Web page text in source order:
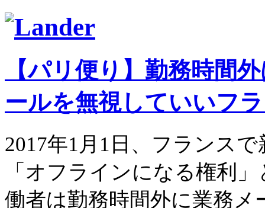
【パリ便り】勤務時間
ールを無視していいフ
2017年1月1日、フランス
「オフラインになる権利
働者は勤務時間外に業務